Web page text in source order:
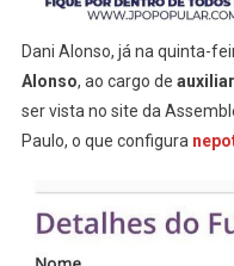
Dani Alonso, já na quinta-
Alonso, ao cargo de
ser vista no site da
Paulo, o que configura